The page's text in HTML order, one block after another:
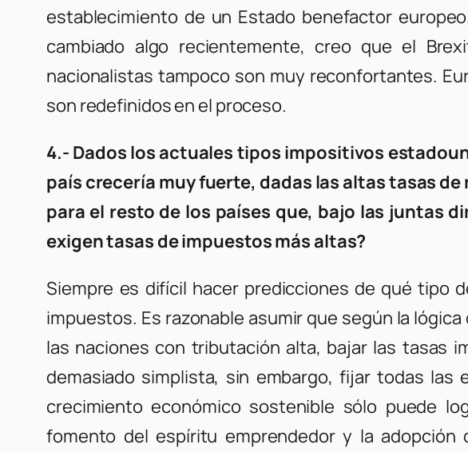
establecimiento de un Estado benefactor
cambiado algo recientemente, creo que el
nacionalistas tampoco son muy reconfortantes.
son redefinidos en el proceso.
4.- Dados los actuales tipos impositivos
país crecería muy fuerte, dadas las altas tasas
para el resto de los países que, bajo las juntas
exigen tasas de impuestos más altas?
Siempre es difícil hacer predicciones de qué tipo
impuestos. Es razonable asumir que según la
las naciones con tributación alta, bajar las tasas
demasiado simplista, sin embargo, fijar todas
crecimiento económico sostenible sólo puede
fomento del espíritu emprendedor y la